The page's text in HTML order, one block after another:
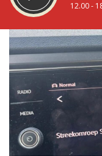
12.00 -
STRAKS:
De vrijdagavond
18.00 - 19.00 uur
Vorig uur